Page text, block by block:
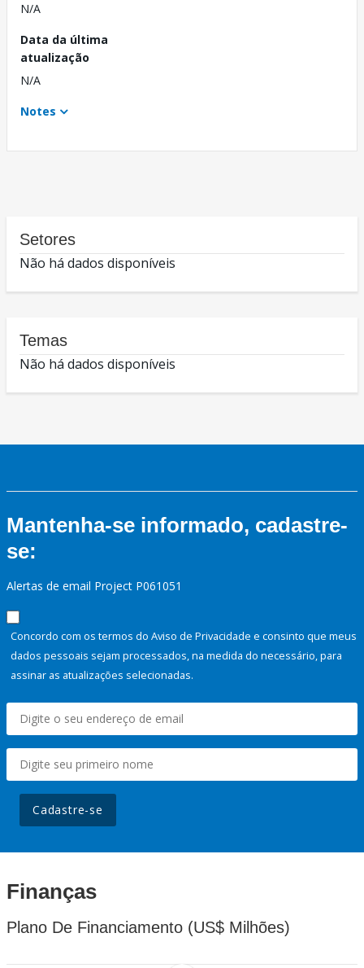
N/A
Data da última
atualização
N/A
Notes
Setores
Não há dados disponíveis
Temas
Não há dados disponíveis
Mantenha-se informado, cadastre-
se:
Alertas de email Project P061051
Concordo com os termos do Aviso de Privacidade e consinto que meus
dados pessoais sejam processados, na medida do necessário, para
assinar as atualizações selecionadas.
Cadastre-se
Finanças
Plano De Financiamento (US$ Milhões)